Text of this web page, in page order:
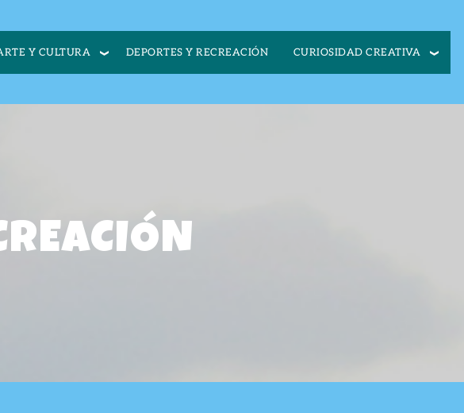
Y CULTURA DEPORTES Y RECREACIÓN CURIOSIDAD CREATIVA